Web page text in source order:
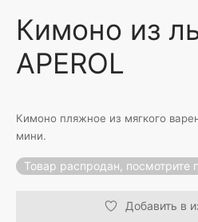
Кимоно из
APEROL
Кимоно пляжное из мягкого
мини.
Товар распродан, посмотрите
Добавить в